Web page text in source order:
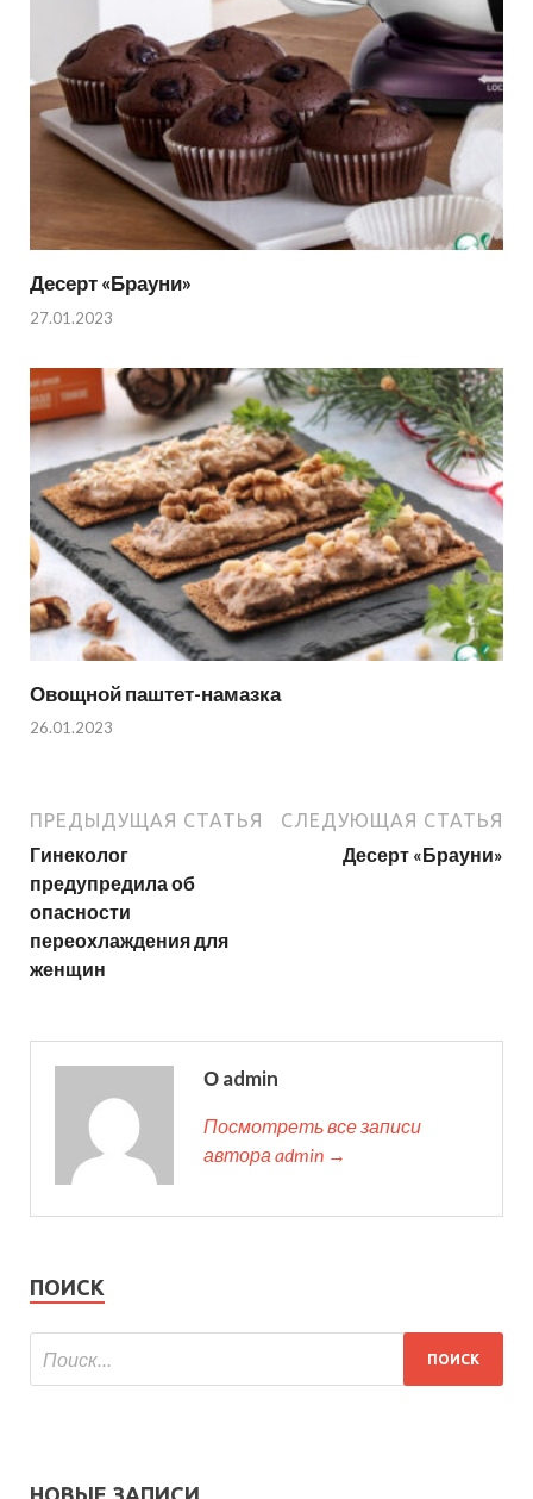
Десерт «Брауни»
27.01.2023
Овощной паштет-намазка
26.01.2023
ПРЕДЫДУЩАЯ СТАТЬЯ
Гинеколог
предупредила об
опасности
переохлаждения для
женщин
СЛЕДУЮЩАЯ СТАТЬЯ
Десерт «Брауни»
О admin
Посмотреть все записи
автора admin →
ПОИСК